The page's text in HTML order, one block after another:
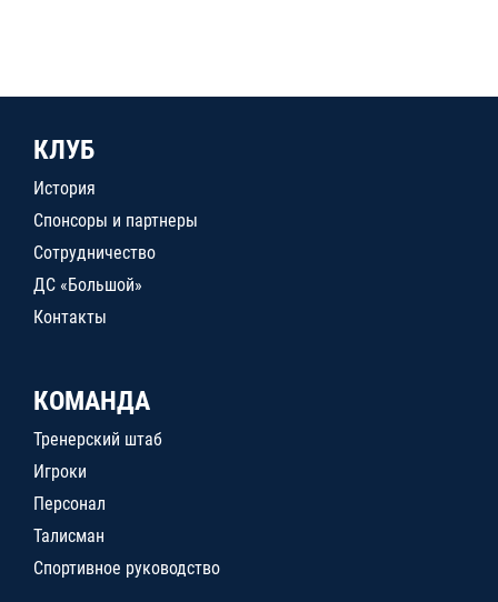
КЛУБ
История
Спонсоры и партнеры
Сотрудничество
ДС «Большой»
Контакты
КОМАНДА
Тренерский штаб
Игроки
Персонал
Талисман
Спортивное руководство